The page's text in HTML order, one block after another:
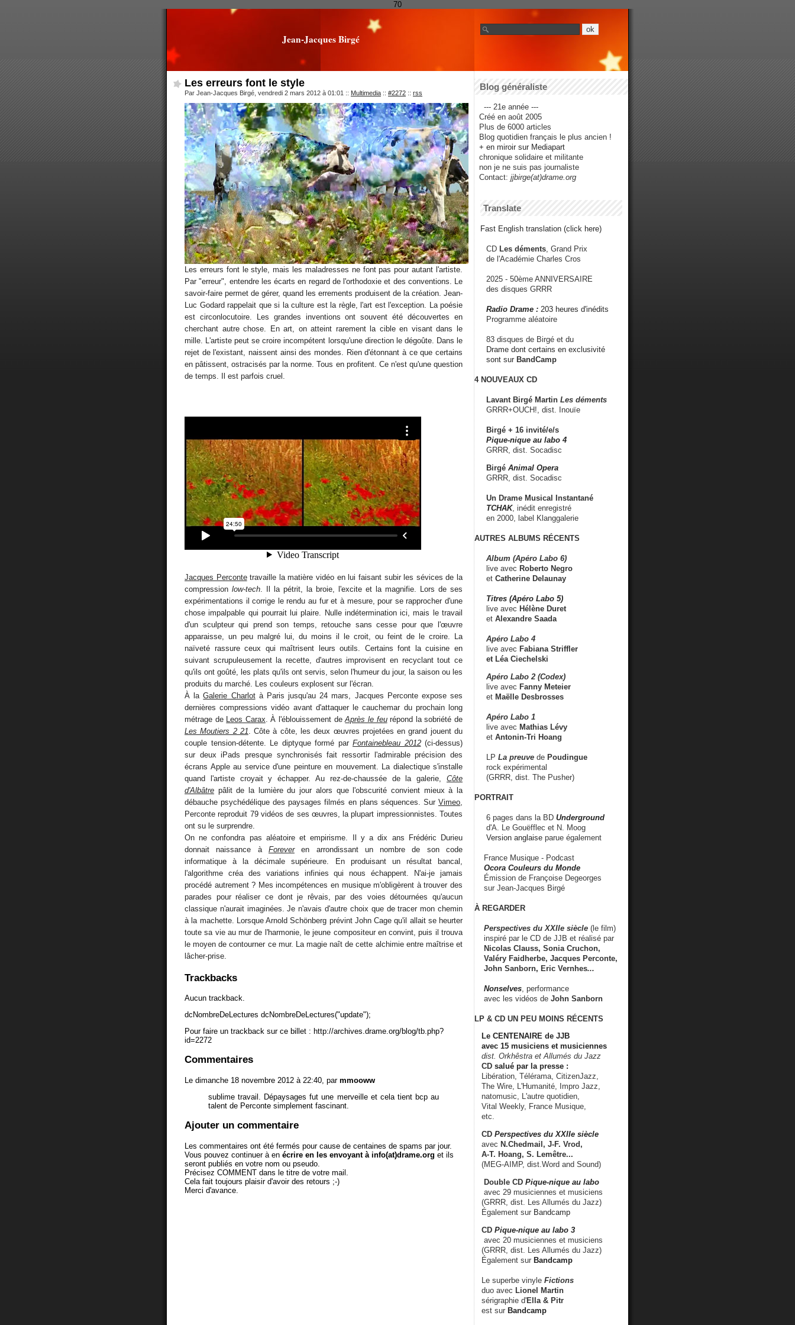
70
Jean-Jacques Birgé
Les erreurs font le style
Par Jean-Jacques Birgé, vendredi 2 mars 2012 à 01:01 :: Multimedia :: #2272 :: rss
Les erreurs font le style, mais les maladresses ne font pas pour autant l'artiste.
Par "erreur", entendre les écarts en regard de l'orthodoxie et des conventions. Le
savoir-faire permet de gérer, quand les errements produisent de la création. Jean-
Luc Godard rappelait que si la culture est la règle, l'art est l'exception. La poésie
est circonlocutoire. Les grandes inventions ont souvent été découvertes en
cherchant autre chose. En art, on atteint rarement la cible en visant dans le
mille. L'artiste peut se croire incompétent lorsqu'une direction le dégoûte. Dans le
rejet de l'existant, naissent ainsi des mondes. Rien d'étonnant à ce que certains
en pâtissent, ostracisés par la norme. Tous en profitent. Ce n'est qu'une question
de temps. Il est parfois cruel.
Jacques Percontetravaille la matière vidéo en lui faisant subir les sévices de la
compression low-tech . Il la pétrit, la broie, l'excite et la magnifie. Lors de ses
expérimentations il corrige le rendu au fur et à mesure, pour se rapprocher d'une
chose impalpable qui pourrait lui plaire. Nulle indétermination ici, mais le travail
d'un sculpteur qui prend son temps, retouche sans cesse pour que l'œuvre
apparaisse, un peu malgré lui, du moins il le croit, ou feint de le croire. La
naïveté rassure ceux qui maîtrisent leurs outils. Certains font la cuisine en
suivant scrupuleusement la recette, d'autres improvisent en recyclant tout ce
qu'ils ont goûté, les plats qu'ils ont servis, selon l'humeur du jour, la saison ou les
produits du marché. Les couleurs explosent sur l'écran.
À laGalerie Charlotà Paris jusqu'au 24 mars, Jacques Perconte expose ses
dernières compressions vidéo avant d'attaquer le cauchemar du prochain long
métrage de
Leos Carax . À l'éblouissement deAprès le feurépond la sobriété de
Les Moutiers 2 21 . Côte à côte, les deux œuvres projetées en grand jouent du
couple tension-détente. Le diptyque formé par Fontainebleau 2012(ci-dessus)
sur deux iPads presque synchronisés fait ressortir l'admirable précision des
écrans Apple au service d'une peinture en mouvement. La dialectique s'installe
quand l'artiste croyait y échapper. Au rez-de-chaussée de la galerie, Côte
d'Albâtre pâlit de la lumière du jour alors que l'obscurité convient mieux à la
débauche psychédélique des paysages filmés en plans séquences. Sur Vimeo
Perconte reproduit 79 vidéos de ses œuvres, la plupart impressionnistes. Toutes
ont su le surprendre.
On ne confondra pas aléatoire et empirisme. Il y a dix ans Frédéric Durieu
donnait naissance à Foreveren arrondissant un nombre de son code
informatique à la décimale supérieure. En produisant un résultat bancal,
l'algorithme créa des variations infinies qui nous échappent. N'ai-je jamais
procédé autrement ? Mes incompétences en musique m'obligèrent à trouver des
parades pour réaliser ce dont je rêvais, par des voies détournées qu'aucun
classique n'aurait imaginées. Je n'avais d'autre choix que de tracer mon chemin
à la machette. Lorsque Arnold Schönberg prévint John Cage qu'il allait se heurter
toute sa vie au mur de l'harmonie, le jeune compositeur en convint, puis il trouva
le moyen de contourner ce mur. La magie naît de cette alchimie entre maîtrise et
lâcher-prise.
Trackbacks
Aucun trackback.
dcNombreDeLectures dcNombreDeLectures("update");
Pour faire un trackback sur ce billet : http://archives.drame.org/blog/tb.php?
id=2272
Commentaires
Le dimanche 18 novembre 2012 à 22:40, par mmooww
sublime travail. Dépaysages fut une merveille et cela tient bcp au
talent de Perconte simplement fascinant.
Ajouter un commentaire
Les commentaires ont été fermés pour cause de centaines de spams par jour.
Vous pouvez continuer à en écrire en les envoyant à info(at)drame.org et ils
seront publiés en votre nom ou pseudo.
Précisez COMMENT dans le titre de votre mail.
Cela fait toujours plaisir d'avoir des retours ;-)
Merci d'avance.
Blog généraliste
--- 21e année ---
Créé en août 2005
Plus de 6000 articles
Blog quotidien français le plus ancien !
+ en miroir sur Mediapart
chronique solidaire et militante
non je ne suis pas journaliste
Contact: jjbirge(at)drame.org
Translate
Fast English translation (click here)
CD Les déments , Grand Prix
de l'Académie Charles Cros
2025 - 50ème ANNIVERSAIRE
des disques GRRR
Radio Drame : 203 heures d'inédits
Programme aléatoire
83 disques de Birgé et du
Drame dont certains en exclusivité
sont sur BandCamp
4 NOUVEAUX CD
Lavant Birgé Martin Les déments
GRRR+OUCH!, dist. Inouïe
Birgé + 16 invité/e/s
Pique-nique au labo 4
GRRR, dist. Socadisc
Birgé Animal Opera
GRRR, dist. Socadisc
Un Drame Musical Instantané
TCHAK, inédit enregistré
en 2000, label Klanggalerie
AUTRES ALBUMS RÉCENTS
Album (Apéro Labo 6)
live avec Roberto Negro
et Catherine Delaunay
Titres (Apéro Labo 5)
live avec Hélène Duret
et Alexandre Saada
Apéro Labo 4
live avec Fabiana Striffler
et Léa Ciechelski
Apéro Labo 2 (Codex)
live avec Fanny Meteier
et Maëlle Desbrosses
Apéro Labo 1
live avec Mathias Lévy
et Antonin-Tri Hoang
LP La preuve de Poudingue
rock expérimental
(GRRR, dist. The Pusher)
PORTRAIT
6 pages dans la BD Underground
d'A. Le Gouëfflec et N. Moog
Version anglaise parue également
France Musique - Podcast
Ocora Couleurs du Monde
Émission de Françoise Degeorges
sur Jean-Jacques Birgé
À REGARDER
Perspectives du XXIIe siècle (le film)
inspiré par le CD de JJB et réalisé par
Nicolas Clauss, Sonia Cruchon,
Valéry Faidherbe, Jacques Perconte,
John Sanborn, Eric Vernhes...
Nonselves , performance
avec les vidéos de John Sanborn
LP & CD UN PEU MOINS RÉCENTS
Le CENTENAIRE de JJB
avec 15 musiciens et musiciennes
dist. Orkhêstra et Allumés du Jazz
CD salué par la presse :
Libération, Télérama, CitizenJazz,
The Wire, L'Humanité, Impro Jazz,
natomusic, L'autre quotidien,
Vital Weekly, France Musique,
etc.
CD Perspectives du XXIIe siècle
avec N.Chedmail, J-F. Vrod,
A-T. Hoang, S. Lemêtre...
(MEG-AIMP, dist.Word and Sound)
Double CD Pique-nique au labo
avec 29 musiciennes et musiciens
(GRRR, dist. Les Allumés du Jazz)
Également sur Bandcamp
CD Pique-nique au labo 3
avec 20 musiciennes et musiciens
(GRRR, dist. Les Allumés du Jazz)
Également sur Bandcamp
Le superbe vinyle Fictions
duo avec Lionel Martin
sérigraphie d'Ella & Pitr
est sur Bandcamp